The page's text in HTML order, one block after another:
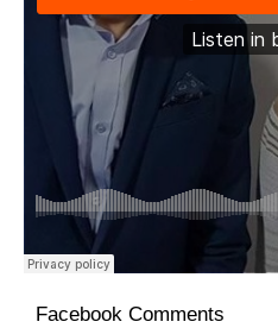
Facebook Comments